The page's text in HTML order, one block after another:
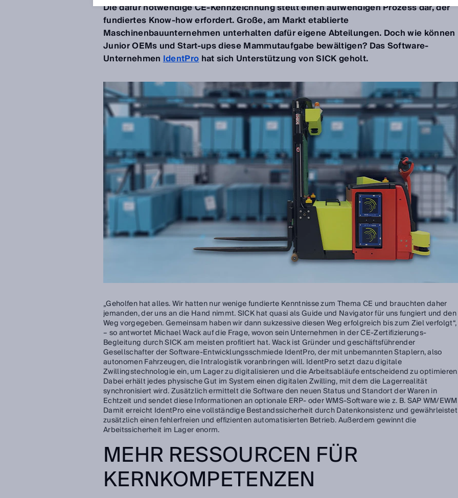
Die dafür notwendige CE-Kennzeichnung stellt einen aufwendigen Prozess dar, der
fundiertes Know-how erfordert. Große, am Markt etablierte
Maschinenbauunternehmen unterhalten dafür eigene Abteilungen. Doch wie können
Junior OEMs und Start-ups diese Mammutaufgabe bewältigen? Das Software-
UnternehmenIdentProhat sich Unterstützung von SICK geholt.
„Geholfen hat alles. Wir hatten nur wenige fundierte Kenntnisse zum Thema CE und brauchten daher
jemanden, der uns an die Hand nimmt. SICK hat quasi als Guide und Navigator für uns fungiert und den
Weg vorgegeben. Gemeinsam haben wir dann sukzessive diesen Weg erfolgreich bis zum Ziel verfolgt“,
– so antwortet Michael Wack auf die Frage, wovon sein Unternehmen in der CE-Zertifizierungs-
Begleitung durch SICK am meisten profitiert hat. Wack ist Gründer und geschäftsführender
Gesellschafter der Software-Entwicklungsschmiede IdentPro, der mit unbemannten Staplern, also
autonomen Fahrzeugen, die Intralogistik voranbringen will. IdentPro setzt dazu digitale
Zwillingstechnologie ein, um Lager zu digitalisieren und die Arbeitsabläufe entscheidend zu
Dabei erhält jedes physische Gut im System einen digitalen Zwilling, mit dem die Lagerrealität
synchronisiert wird. Zusätzlich ermittelt die Software den neuen Status und Standort der Waren in
Echtzeit und sendet diese Informationen an optionale ERP- oder WMS‑Software wie z. B. SAP WM/
Damit erreicht IdentPro eine vollständige Bestandssicherheit durch Datenkonsistenz und gewährleistet
zusätzlich einen fehlerfreien und effizienten automatisierten Betrieb. Außerdem gewinnt die
Arbeitssicherheit im Lager enorm.
MEHR RESSOURCEN FÜR
KERNKOMPETENZEN